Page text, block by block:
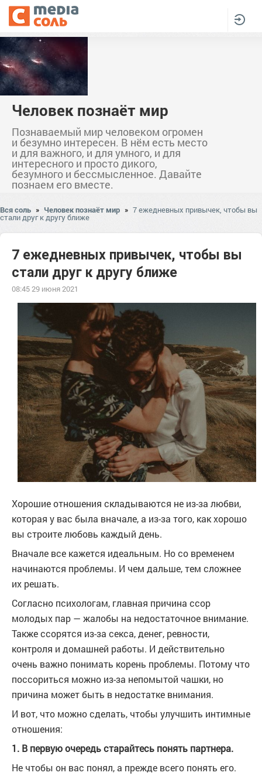
Человек познаёт мир
Познаваемый мир человеком огромен
и безумно интересен. В нём есть место
и для важного, и для умного, и для
интересного и просто дикого,
безумного и бессмысленное. Давайте
познаем его вместе.
Вся соль » Человек познаёт мир » 7 ежедневных привычек, чтобы вы
стали друг к другу ближе
7 ежедневных привычек, чтобы вы
стали друг к другу ближе
08:45 29 июня 2021
Хорошие отношения складываются не из-за любви,
которая у вас была вначале, а из-за того, как хорошо
вы строите любовь каждый день.
Вначале все кажется идеальным. Но со временем
начинаются проблемы. И чем дальше, тем сложнее
их решать.
Согласно психологам, главная причина ссор
молодых пар — жалобы на недостаточное внимание.
Также ссорятся из-за секса, денег, ревности,
контроля и домашней работы. И действительно
очень важно понимать корень проблемы. Потому что
поссориться можно из-за непомытой чашки, но
причина может быть в недостатке внимания.
И вот, что можно сделать, чтобы улучшить интимные
отношения:
1. В первую очередь старайтесь понять партнера.
Не чтобы он вас понял, а прежде всего понять его.